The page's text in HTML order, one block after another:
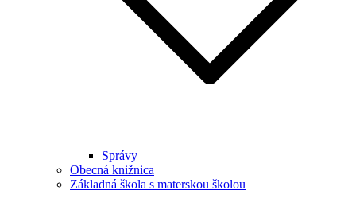
Správy
Obecná knižnica
Základná škola s materskou školou